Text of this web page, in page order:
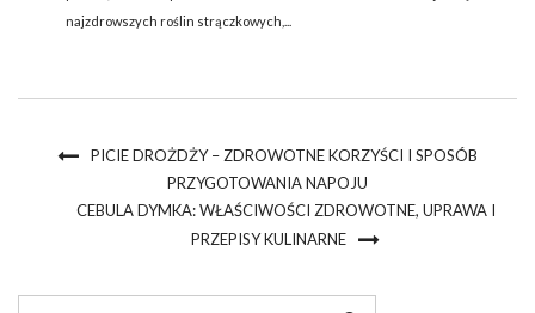
najzdrowszych roślin strączkowych,...
PICIE DROŻDŻY – ZDROWOTNE KORZYŚCI I SPOSÓB
PRZYGOTOWANIA NAPOJU
CEBULA DYMKA: WŁAŚCIWOŚCI ZDROWOTNE, UPRAWA I
PRZEPISY KULINARNE